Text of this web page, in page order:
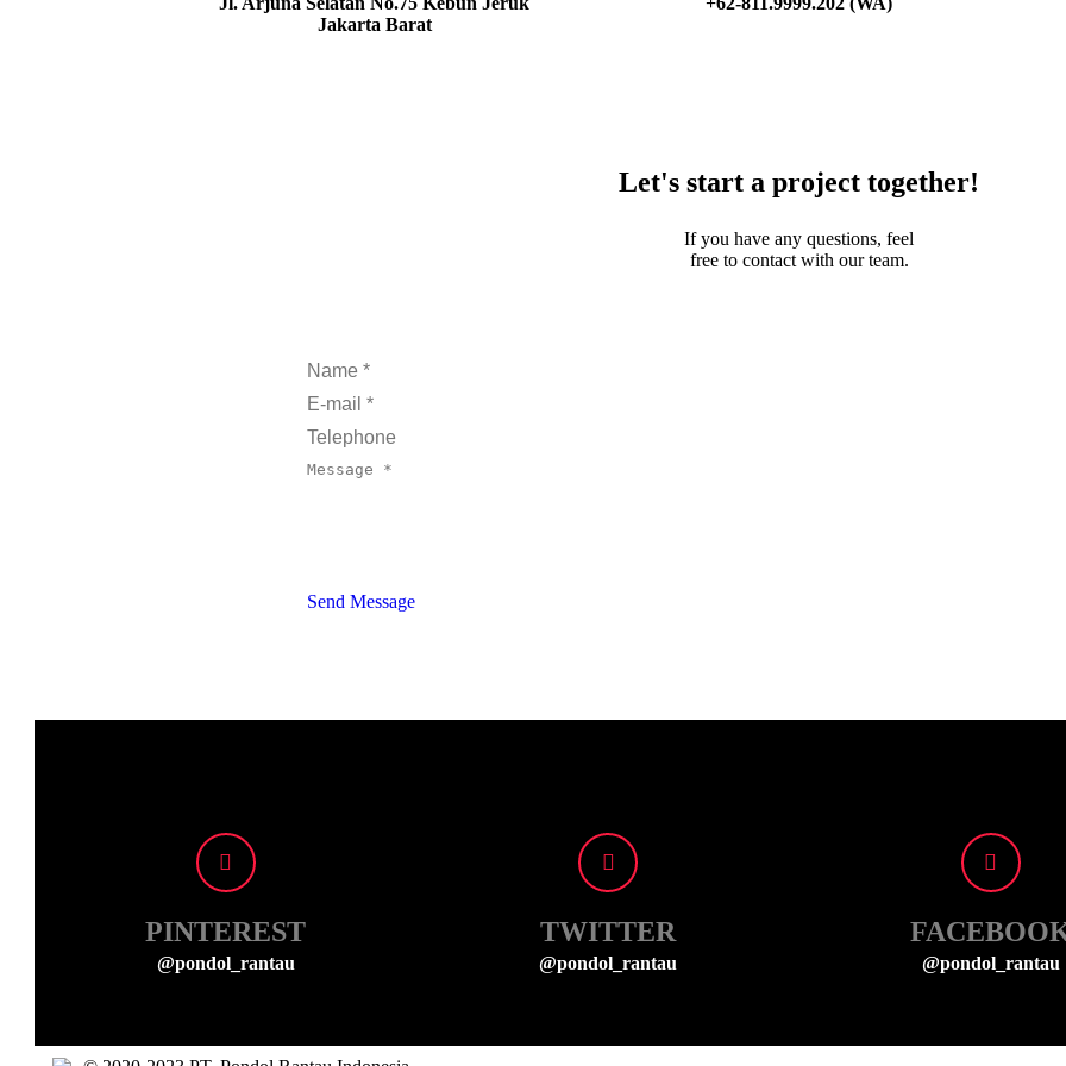
Jakarta Barat
Let's start a project together!
If you have any questions, feel
free to contact with our team.
Name *
E-mail *
Telephone
Message *
Send Message
PINTEREST
@pondol_rantau
TWITTER
@pondol_rantau @pondol_rantau